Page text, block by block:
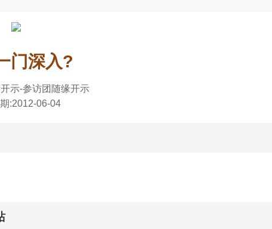
门深入?
示-参访团随缘开示
:2012-06-04